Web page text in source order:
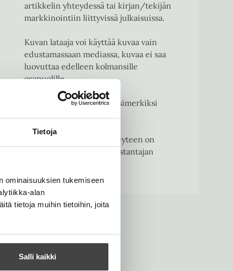
Tietoja
ominaisuuksien tukemiseen
alan
tietoja muihin tietoihin, joita
Salli kaikki
artikkelin yhteydessä tai kirjan/tekijän
markkinointiin liittyvissä julkaisuissa.
Kuvan lataaja voi käyttää kuvaa vain
edustamassaan mediassa, kuvaa ei saa
luovuttaa edelleen kolmansille
osapuolille.
Kansikuvien muuntelu, esimerkiksi
HUOM! Tekijäkuvien yhteyteen on
merkittävä kuvaajan ja kustantajan